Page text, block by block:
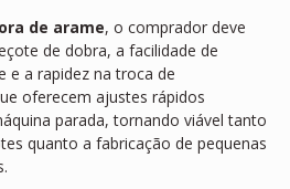
de arame, o comprador deve
de dobra, a facilidade de
e a rapidez na troca de
oferecem ajustes rápidos
parada, tornando viável tanto
quanto a fabricação de pequenas